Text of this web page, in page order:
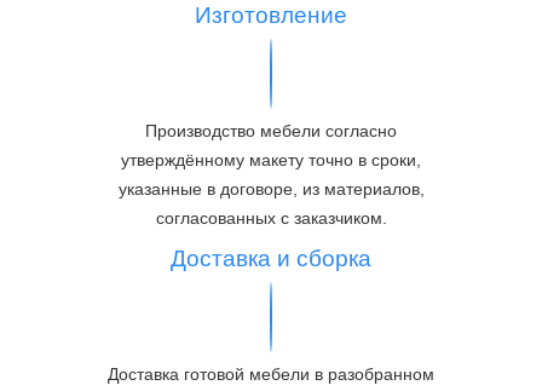
Изготовление
Производство мебели согласно
утверждённому макету точно в сроки,
указанные в договоре, из материалов,
согласованных с заказчиком.
Доставка и сборка
Доставка готовой мебели в разобранном